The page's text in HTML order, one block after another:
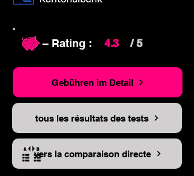
– Rating : 4.3 / 5
Gebühren im Detail
tous les résultats des tests
vers la comparaison directe